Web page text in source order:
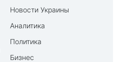
Новости Украины
Аналитика
Политика
Бизнес